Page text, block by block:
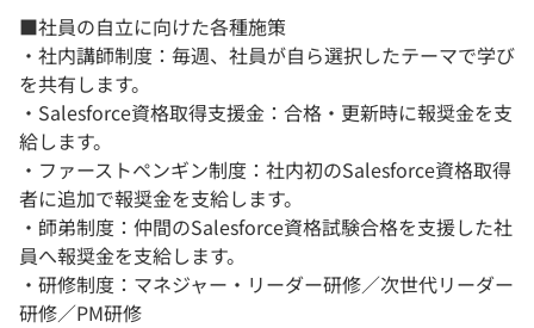
■社員の自立に向けた各種施策
・社内講師制度：​毎週、社員が自ら選択したテーマで学び
を共有します。
・Salesforce資格取得支援金：合格・更新時に報奨金を支
給します。
・ファーストペンギン制度：​社内初のSalesforce資格取得
者に追加で報奨金を支給します。
・師弟制度：仲間のSalesforce資格試験合格を支援した社
員へ報奨金を支給します。
・研修制度：マネジャー・リーダー研修／次世代リーダー
研修／PM研修